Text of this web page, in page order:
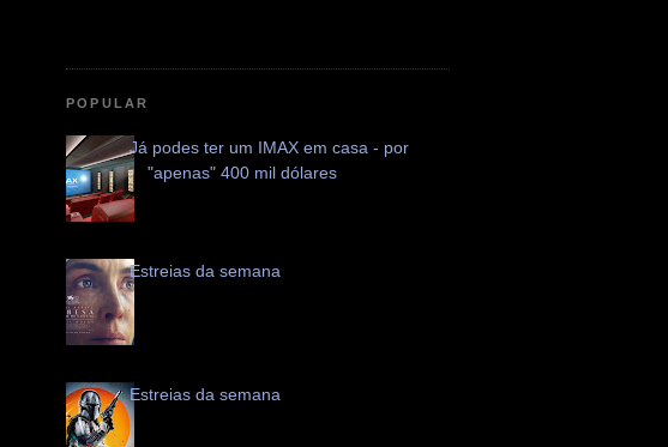
POPULAR
Já podes ter um IMAX em casa - por
"apenas" 400 mil dólares
Estreias da semana
Estreias da semana